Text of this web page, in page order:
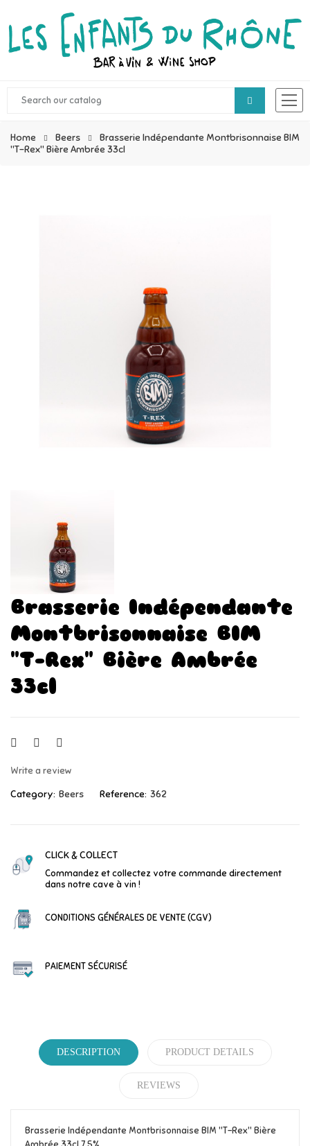
Home Beers
Brasserie Indépendante Montbrisonnaise BIM
"T-Rex" Bière Ambrée 33cl
Brasserie Indépendante
Montbrisonnaise BIM
"T-Rex" Bière Ambrée
33cl
Write a review
Category: Beers Reference: 362
CLICK & COLLECT
Commandez et collectez votre commande directement
dans notre cave à vin !
CONDITIONS GÉNÉRALES DE VENTE (CGV)
PAIEMENT SÉCURISÉ
DESCRIPTION PRODUCT DETAILS
REVIEWS
Brasserie Indépendante Montbrisonnaise BIM "T-Rex" Bière